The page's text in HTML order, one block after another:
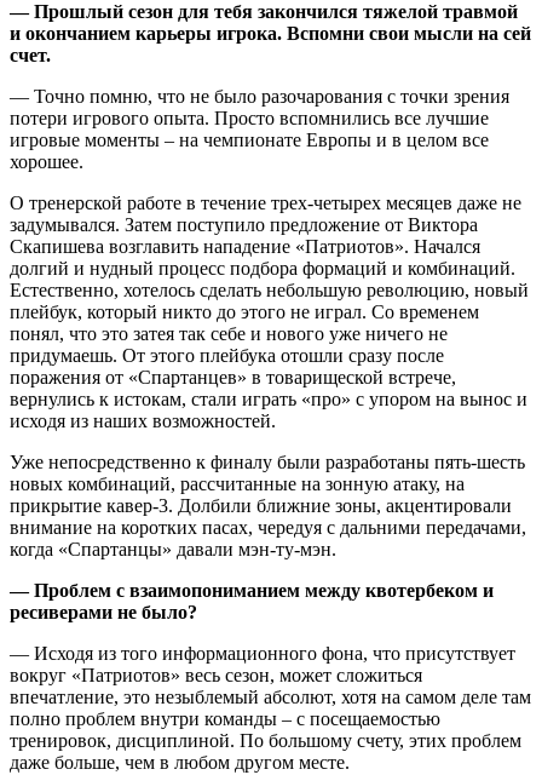
— Прошлый сезон для тебя закончился тяжелой травмой
и окончанием карьеры игрока. Вспомни свои мысли на сей
счет.
— Точно помню, что не было разочарования с точки зрения
потери игрового опыта. Просто вспомнились все лучшие
игровые моменты – на чемпионате Европы и в целом все
хорошее.
О тренерской работе в течение трех-четырех месяцев даже не
задумывался. Затем поступило предложение от Виктора
Скапишева возглавить нападение «Патриотов». Начался
долгий и нудный процесс подбора формаций и комбинаций.
Естественно, хотелось сделать небольшую революцию, новый
плейбук, который никто до этого не играл. Со временем
понял, что это затея так себе и нового уже ничего не
придумаешь. От этого плейбука отошли сразу после
поражения от «Спартанцев» в товарищеской встрече,
вернулись к истокам, стали играть «про» с упором на вынос и
исходя из наших возможностей.
Уже непосредственно к финалу были разработаны пять-шесть
новых комбинаций, рассчитанные на зонную атаку, на
прикрытие кавер-3. Долбили ближние зоны, акцентировали
внимание на коротких пасах, чередуя с дальними передачами,
когда «Спартанцы» давали мэн-ту-мэн.
— Проблем с взаимопониманием между квотербеком и
ресиверами не было?
— Исходя из того информационного фона, что присутствует
вокруг «Патриотов» весь сезон, может сложиться
впечатление, это незыблемый абсолют, хотя на самом деле там
полно проблем внутри команды – с посещаемостью
тренировок, дисциплиной. По большому счету, этих проблем
даже больше, чем в любом другом месте.